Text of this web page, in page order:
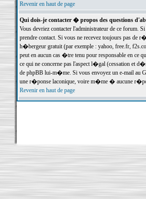
Revenir en haut de page
Qui dois-je contacter � propos des questions
Vous devriez contacter l'administrateur de ce forum.
prendre contact. Si vous ne recevez toujours pas de
h�bergeur gratuit (par exemple : yahoo, free.fr,
peut en aucun cas �tre tenu pour responsable en ce
ce qui ne concerne pas l'aspect l�gal (cessation et
de phpBB lui-m�me. Si vous envoyez un e-mail au
une r�ponse laconique, voire m�me � aucune
Revenir en haut de page